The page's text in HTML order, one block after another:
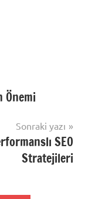
Önemi
Sonraki yazı
SEO
Stratejileri